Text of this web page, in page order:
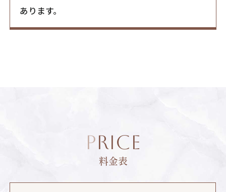
あります。
PRICE
料金表